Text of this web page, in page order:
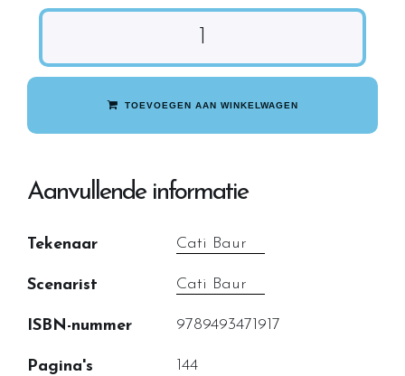
TOEVOEGEN AAN WINKELWAGEN
Aanvullende informatie
Tekenaar Cati Baur
Scenarist Cati Baur
ISBN-nummer 9789493471917
Pagina's 144